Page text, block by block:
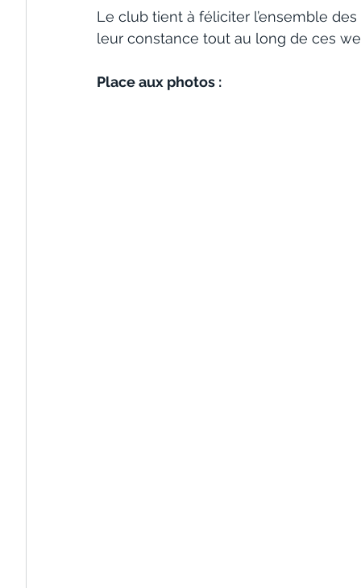
Le club tient à féliciter l’ensemble
leur constance tout au long de ces
Place aux photos :